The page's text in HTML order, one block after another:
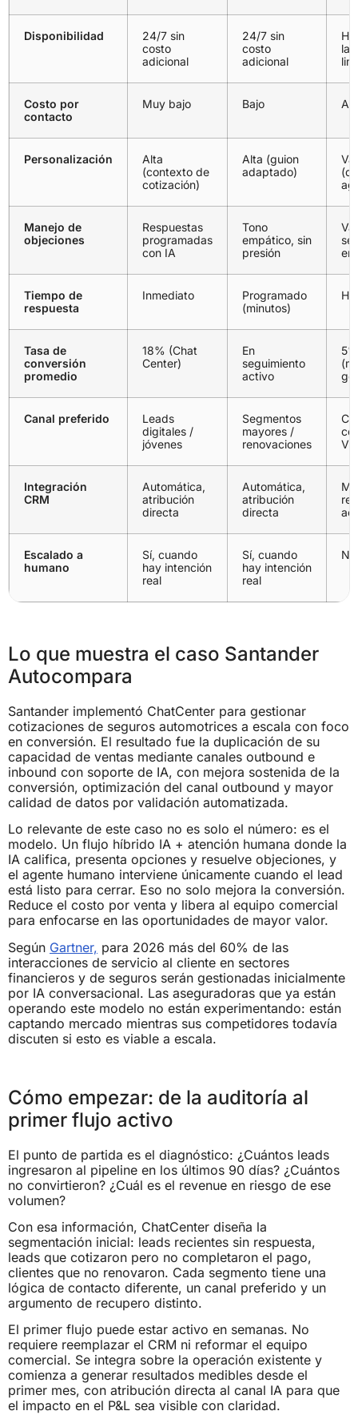
Disponibilidad
24/7 sin
costo
adicional
24/7 sin
costo
adicional
Costo por
contacto
Muy bajo Bajo
Personalización
Alta
(contexto de
cotización)
Alta (guion
adaptado)
Manejo de
objeciones
Respuestas
programadas
con IA
Tono
empático, sin
presión
Tiempo de
respuesta
Inmediato
Programado
(minutos)
Tasa de
conversión
promedio
18% (Chat
Center)
En
seguimiento
activo
Canal preferido
Leads
digitales /
jóvenes
Segmentos
mayores /
renovaciones
Integración
CRM
Automática,
atribución
directa
Automática,
atribución
directa
Escalado a
humano
Sí, cuando
hay intención
real
Sí, cuando
hay intención
real
Lo que muestra el caso Santander
Autocompara
Santander implementó ChatCenter para gestionar
cotizaciones de seguros automotrices a escala con foco
en conversión. El resultado fue la duplicación de su
capacidad de ventas mediante canales outbound e
inbound con soporte de IA, con mejora sostenida de la
conversión, optimización del canal outbound y mayor
calidad de datos por validación automatizada.
Lo relevante de este caso no es solo el número: es el
modelo. Un flujo híbrido IA + atención humana donde la
IA califica, presenta opciones y resuelve objeciones, y
el agente humano interviene únicamente cuando el lead
está listo para cerrar. Eso no solo mejora la conversión.
Reduce el costo por venta y libera al equipo comercial
para enfocarse en las oportunidades de mayor valor.
Según Gartner, para 2026 más del 60% de las
interacciones de servicio al cliente en sectores
financieros y de seguros serán gestionadas inicialmente
por IA conversacional. Las aseguradoras que ya están
operando este modelo no están experimentando: están
captando mercado mientras sus competidores todavía
discuten si esto es viable a escala.
Cómo empezar: de la auditoría al
primer flujo activo
El punto de partida es el diagnóstico: ¿Cuántos leads
ingresaron al pipeline en los últimos 90 días? ¿Cuántos
no convirtieron? ¿Cuál es el revenue en riesgo de ese
volumen?
Con esa información, ChatCenter diseña la
segmentación inicial: leads recientes sin respuesta,
leads que cotizaron pero no completaron el pago,
clientes que no renovaron. Cada segmento tiene una
lógica de contacto diferente, un canal preferido y un
argumento de recupero distinto.
El primer flujo puede estar activo en semanas. No
requiere reemplazar el CRM ni reformar el equipo
comercial. Se integra sobre la operación existente y
comienza a generar resultados medibles desde el
primer mes, con atribución directa al canal IA para que
el impacto en el P&L sea visible con claridad.